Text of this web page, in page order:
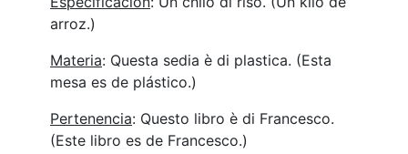
arroz.)
Materia: Questa sedia è di plastica. (Esta
mesa es de plástico.)
Pertenencia: Questo libro è di Francesco.
(Este libro es de Francesco.)